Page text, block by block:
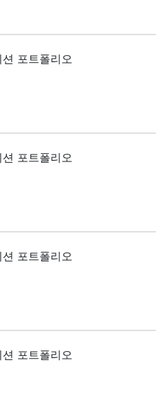
제작
포트폴리오
트 영상 제작
포트폴리오
작
포트폴리오
인트 애니메이션 영상 제작
포트폴리오